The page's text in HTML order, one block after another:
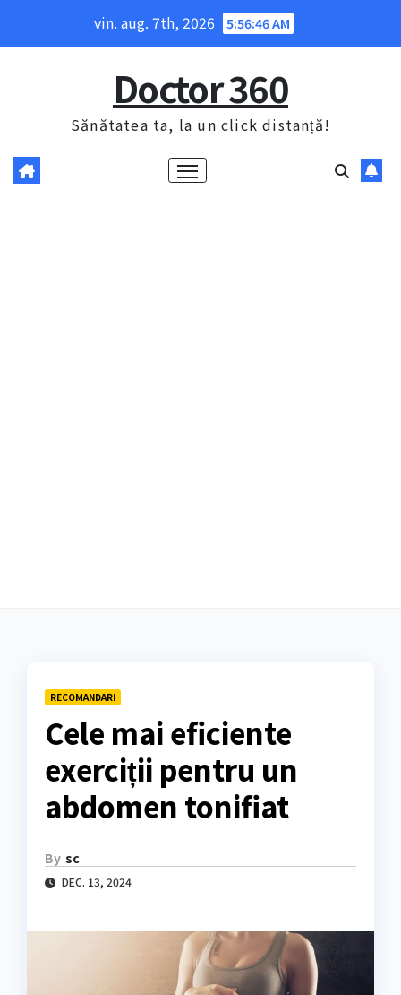
vin. aug. 7th, 2026 5:56:47 AM
Doctor 360
Sănătatea ta, la un click distanță!
RECOMANDARI
Cele mai eficiente
exerciții pentru un
abdomen tonifiat
By sc
DEC. 13, 2024